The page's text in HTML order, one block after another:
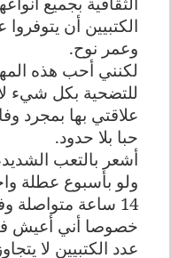
الكتبيين أن
وعمر نوح.
لكنني أحب هذه
للتضحية بكل شيء
علاقتي بها بمجرد
حبا بلا حدود.
ولو بأسبوع عطلة
14 ساعة
خصوصا أني أعيش